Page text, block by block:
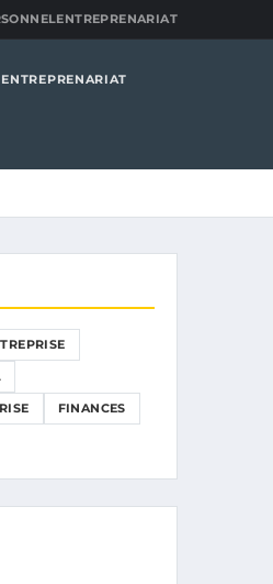
ENTREPRENARIAT
ENTREPRENARIAT
FINANCES